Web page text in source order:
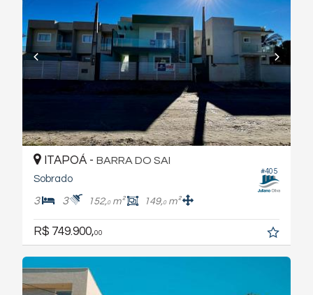
#405
ITAPOÁ - BARRA DO SAI
Sobrado
3 3 152,0m² 149,0m²
R$ 749.900,00